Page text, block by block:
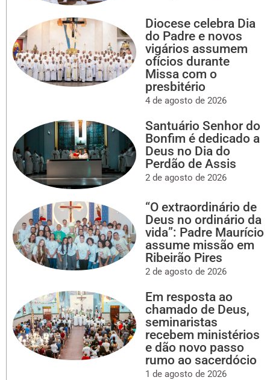
Diocese celebra Dia
do Padre e novos
vigários assumem
ofícios durante
Missa com o
presbitério
4 de agosto de 2026
Santuário Senhor do
Bonfim é dedicado a
Deus no Dia do
Perdão de Assis
2 de agosto de 2026
“O extraordinário de
Deus no ordinário da
vida”: Padre Maurício
assume missão em
Ribeirão Pires
2 de agosto de 2026
Em resposta ao
chamado de Deus,
seminaristas
recebem ministérios
e dão novo passo
rumo ao sacerdócio
1 de agosto de 2026